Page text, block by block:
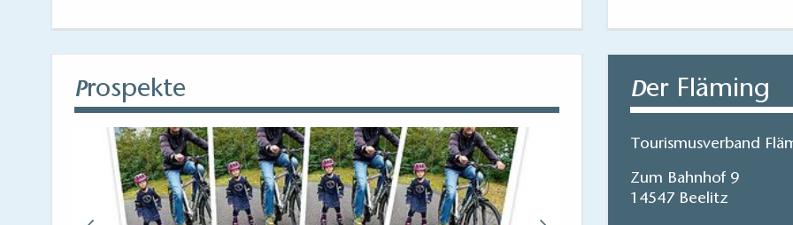
Prospekte Der Fläming
Tourismusverband
Zum Bahnhof 9
14547 Beelitz